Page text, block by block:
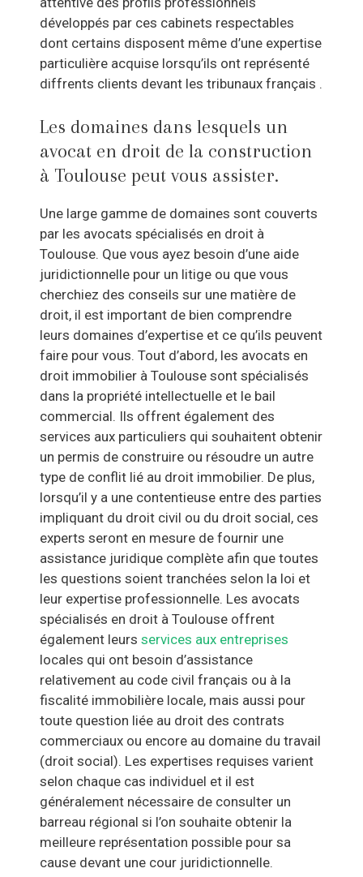
développés par ces cabinets respectables
dont certains disposent même d’une expertise
particulière acquise lorsqu’ils ont représenté
diffrents clients devant les tribunaux français .
Les domaines dans lesquels un
avocat en droit de la construction
à Toulouse peut vous assister.
Une large gamme de domaines sont couverts
par les avocats spécialisés en droit à
Toulouse. Que vous ayez besoin d’une aide
juridictionnelle pour un litige ou que vous
cherchiez des conseils sur une matière de
droit, il est important de bien comprendre
leurs domaines d’expertise et ce qu’ils peuvent
faire pour vous. Tout d’abord, les avocats en
droit immobilier à Toulouse sont spécialisés
dans la propriété intellectuelle et le bail
commercial. Ils offrent également des
services aux particuliers qui souhaitent obtenir
un permis de construire ou résoudre un autre
type de conflit lié au droit immobilier. De plus,
lorsqu’il y a une contentieuse entre des parties
impliquant du droit civil ou du droit social, ces
experts seront en mesure de fournir une
assistance juridique complète afin que toutes
les questions soient tranchées selon la loi et
leur expertise professionnelle. Les avocats
spécialisés en droit à Toulouse offrent
également leursservices aux entreprises
locales qui ont besoin d’assistance
relativement au code civil français ou à la
fiscalité immobilière locale, mais aussi pour
toute question liée au droit des contrats
commerciaux ou encore au domaine du travail
(droit social). Les expertises requises varient
selon chaque cas individuel et il est
généralement nécessaire de consulter un
barreau régional si l’on souhaite obtenir la
meilleure représentation possible pour sa
cause devant une cour juridictionnelle.